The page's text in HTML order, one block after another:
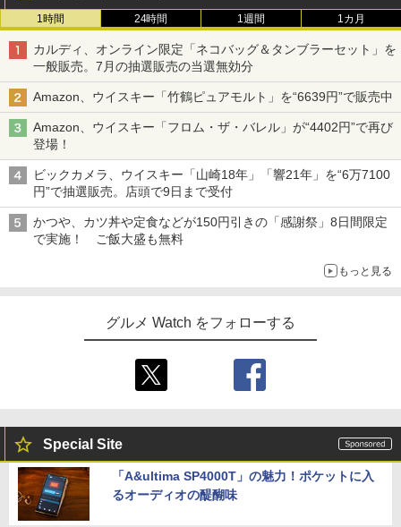
1時間 24時間 1週間 1カ月
カルディ、オンライン限定「ネコバッグ＆タンブラーセット」を
一般販売。7月の抽選販売の当選無効分
Amazon、ウイスキー「竹鶴ピュアモルト」を“6639円”で販売中
Amazon、ウイスキー「フロム・ザ・バレル」が“4402円”で再び
登場！
ビックカメラ、ウイスキー「山崎18年」「響21年」を“6万7100
円”で抽選販売。店頭で9日まで受付
かつや、カツ丼や定食などが150円引きの「感謝祭」8日間限定
で実施！ ご飯大盛も無料
もっと見る
グルメ Watch をフォローする
Special Site
「A&ultima SP4000T」の魅力！ポケットに入
るオーディオの醍醐味